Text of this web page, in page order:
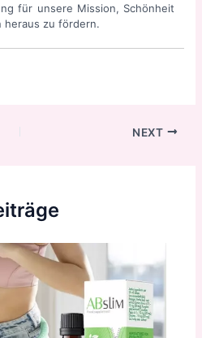
für unsere Mission, Schönheit
heraus zu fördern.
NEXT